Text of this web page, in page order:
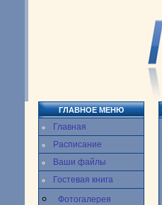
ГЛАВНОЕ МЕНЮ
Главная
Расписание
Ваши файлы
Гостевая книга
Фотогалерея